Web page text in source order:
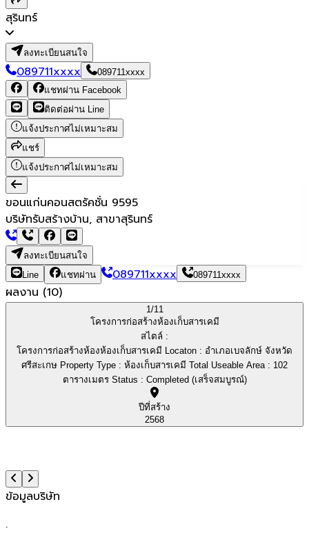
สุรินทร์
ลงทะเบียนสนใจ
089711xxxx
089711xxxx
แชทผ่าน Facebook
ติดต่อผ่าน Line
แจ้งประกาศไม่เหมาะสม
แชร์
แจ้งประกาศไม่เหมาะสม
ขอนแก่นคอนสตรัคชั่น 9595
บริษัทรับสร้างบ้าน, สาขาสุรินทร์
ลงทะเบียนสนใจ
Line
แชทผ่าน 089711xxxx 089711xxxx
ผลงาน (10)
1/11
โครงการก่อสร้างห้องเก็บสารเคมี
สไตล์ :
โครงการก่อสร้างห้องห้องเก็บสารเคมี Locaton : อำเภอเบจลักษ์ จังหวัด
ศรีสะเกษ Property Type : ห้องเก็บสารเคมี Total Useable Area : 102
ตารางเมตร Status : Completed (เสร็จสมบูรณ์)
ปีที่สร้าง
2568
ข้อมูลบริษัท
.